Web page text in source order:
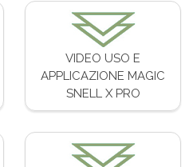
VIDEO USO E
APPLICAZIONE MAGIC
SNELL X PRO